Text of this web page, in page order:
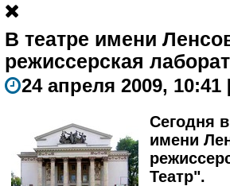
В театре имени
режиссерская
24 апреля 2009, 10:41
Сегодня
имени
Театр".